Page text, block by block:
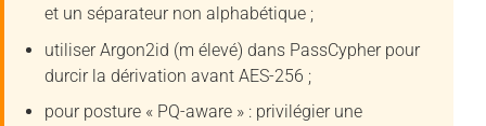
et un séparateur non alphabétique ;
utiliser Argon2id (m élevé) dans PassCypher pour
durcir la dérivation avant AES-256 ;
pour posture « PQ-aware » : privilégier une